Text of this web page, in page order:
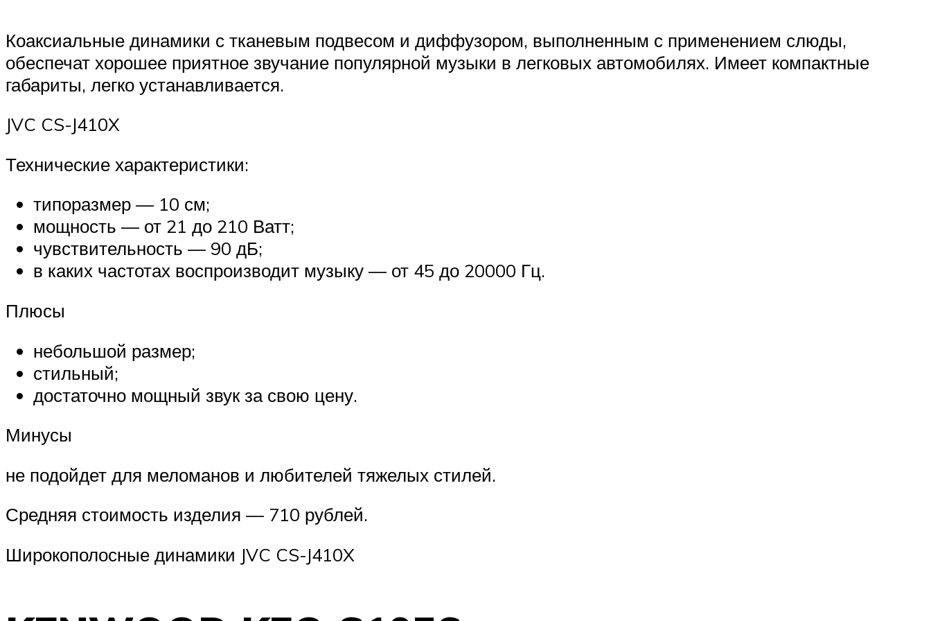
Коаксиальные динамики с тканевым подвесом и диффузором, выполненным с применением слюды,
обеспечат хорошее приятное звучание популярной музыки в легковых автомобилях. Имеет компактные
габариты, легко устанавливается.
JVC CS-J410X
Технические характеристики:
типоразмер — 10 см;
мощность — от 21 до 210 Ватт;
чувствительность — 90 дБ;
в каких частотах воспроизводит музыку — от 45 до 20000 Гц.
Плюсы
небольшой размер;
стильный;
достаточно мощный звук за свою цену.
Минусы
не подойдет для меломанов и любителей тяжелых стилей.
Средняя стоимость изделия — 710 рублей.
Широкополосные динамики JVC CS-J410X